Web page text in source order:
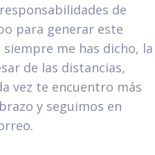
de
para generar este
siempre me has dicho, la
de las distancias,
vez te encuentro más
y seguimos en